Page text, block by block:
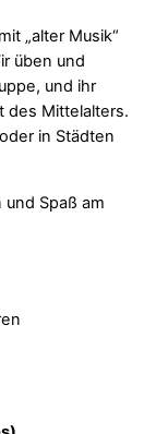
„alter Musik“
üben und
und ihr
des Mittelalters.
in Städten
Spaß am